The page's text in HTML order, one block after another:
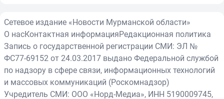
Сетевое издание «Новости Мурманской области»
О насКонтактная информацияРедакционная политика
Запись о государственной регистрации СМИ: ЭЛ №
ФС77-69152 от 24.03.2017 выдано Федеральной службой
по надзору в сфере связи, информационных технологий
и массовых коммуникаций (Роскомнадзор)
Учредитель СМИ: ООО «Норд-Медиа», ИНН 5190009745,